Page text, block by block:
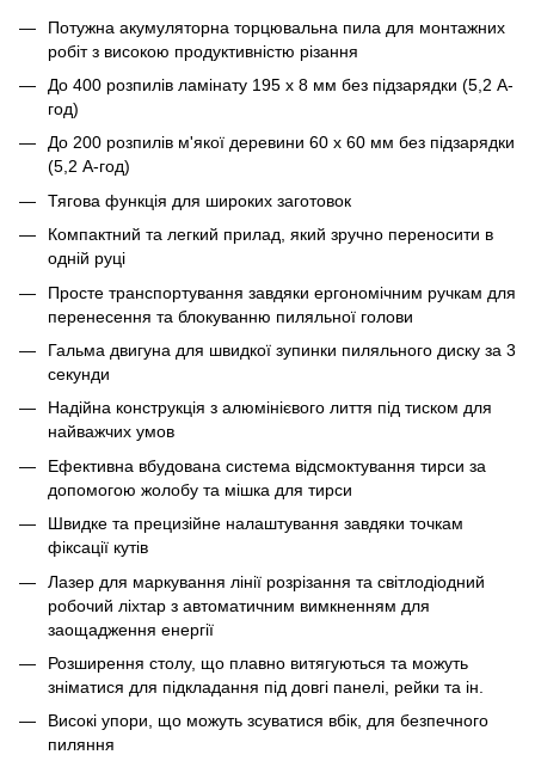
Потужна акумуляторна торцювальна пила для монтажних
робіт з високою продуктивністю різання
До 400 розпилів ламінату 195 x 8 мм без підзарядки (5,2 А-
год)
До 200 розпилів м'якої деревини 60 x 60 мм без підзарядки
(5,2 А-год)
Тягова функція для широких заготовок
Компактний та легкий прилад, який зручно переносити в
одній руці
Просте транспортування завдяки ергономічним ручкам для
перенесення та блокуванню пиляльної голови
Гальма двигуна для швидкої зупинки пиляльного диску за 3
секунди
Надійна конструкція з алюмінієвого лиття під тиском для
найважчих умов
Ефективна вбудована система відсмоктування тирси за
допомогою жолобу та мішка для тирси
Швидке та прецизійне налаштування завдяки точкам
фіксації кутів
Лазер для маркування лінії розрізання та світлодіодний
робочий ліхтар з автоматичним вимкненням для
заощадження енергії
Розширення столу, що плавно витягуються та можуть
зніматися для підкладання під довгі панелі, рейки та ін.
Високі упори, що можуть зсуватися вбік, для безпечного
пиляння